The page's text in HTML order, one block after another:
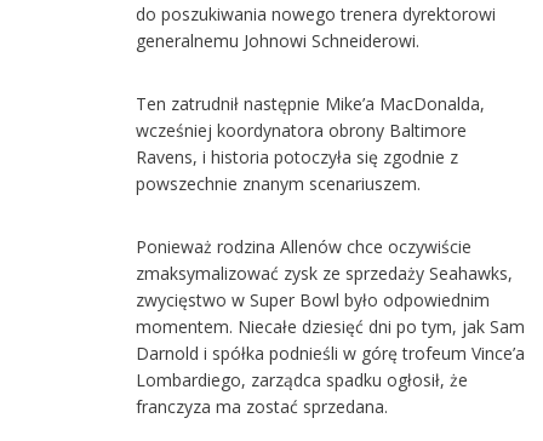
do poszukiwania nowego trenera dyrektorowi
generalnemu Johnowi Schneiderowi.
Ten zatrudnił następnie Mike’a MacDonalda,
wcześniej koordynatora obrony Baltimore
Ravens, i historia potoczyła się zgodnie z
powszechnie znanym scenariuszem.
Ponieważ rodzina Allenów chce oczywiście
zmaksymalizować zysk ze sprzedaży Seahawks,
zwycięstwo w Super Bowl było odpowiednim
momentem. Niecałe dziesięć dni po tym, jak Sam
Darnold i spółka podnieśli w górę trofeum Vince’a
Lombardiego, zarządca spadku ogłosił, że
franczyza ma zostać sprzedana.